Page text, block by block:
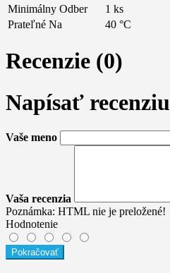
Minimálny Odber
1 ks
Prateľné Na
40 °C
Recenzie (0)
Napísať recenziu
Vaše meno
Vaša recenzia
Poznámka: HTML nie je preložené!
Hodnotenie
Pokračovať